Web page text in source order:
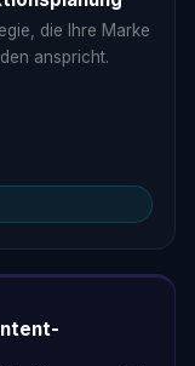
die Ihre Marke
anspricht.